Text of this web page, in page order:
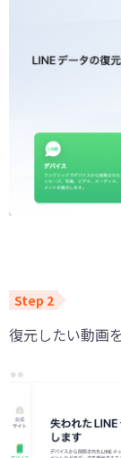
復元したい動画